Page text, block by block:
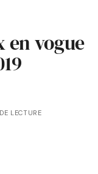
en vogue
LECTURE